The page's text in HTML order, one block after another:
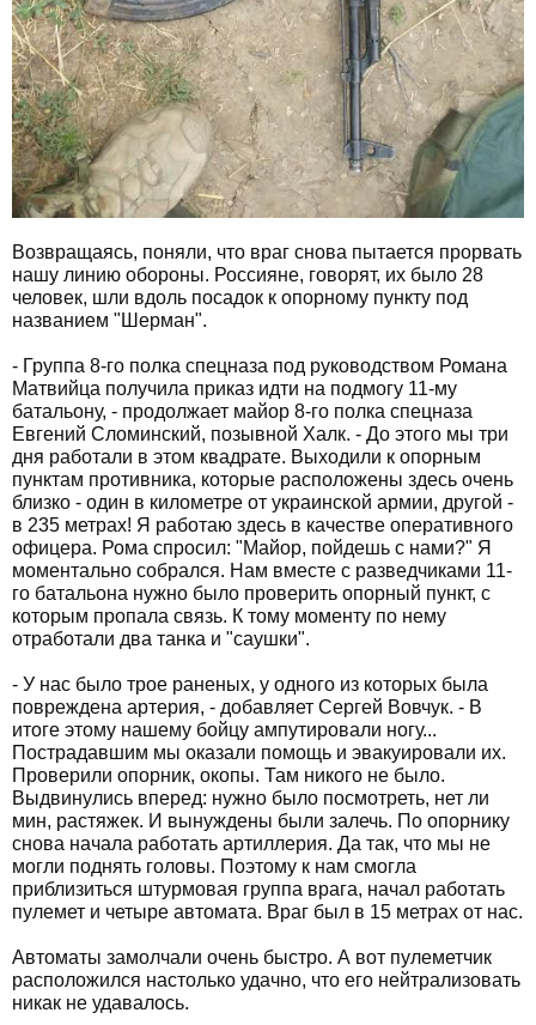
Возвращаясь, поняли, что враг снова пытается прорвать
нашу линию обороны. Россияне, говорят, их было 28
человек, шли вдоль посадок к опорному пункту под
названием "Шерман".
- Группа 8-го полка спецназа под руководством Романа
Матвийца получила приказ идти на подмогу 11-му
батальону, - продолжает майор 8-го полка спецназа
Евгений Сломинский, позывной Халк. - До этого мы три
дня работали в этом квадрате. Выходили к опорным
пунктам противника, которые расположены здесь очень
близко - один в километре от украинской армии, другой -
в 235 метрах! Я работаю здесь в качестве оперативного
офицера. Рома спросил: "Майор, пойдешь с нами?" Я
моментально собрался. Нам вместе с разведчиками 11-
го батальона нужно было проверить опорный пункт, с
которым пропала связь. К тому моменту по нему
отработали два танка и "саушки".
- У нас было трое раненых, у одного из которых была
повреждена артерия, - добавляет Сергей Вовчук. - В
итоге этому нашему бойцу ампутировали ногу...
Пострадавшим мы оказали помощь и эвакуировали их.
Проверили опорник, окопы. Там никого не было.
Выдвинулись вперед: нужно было посмотреть, нет ли
мин, растяжек. И вынуждены были залечь. По опорнику
снова начала работать артиллерия. Да так, что мы не
могли поднять головы. Поэтому к нам смогла
приблизиться штурмовая группа врага, начал работать
пулемет и четыре автомата. Враг был в 15 метрах от нас.
Автоматы замолчали очень быстро. А вот пулеметчик
расположился настолько удачно, что его нейтрализовать
никак не удавалось.